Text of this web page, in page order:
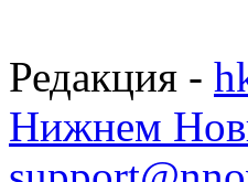
Редакция -
Нижнем